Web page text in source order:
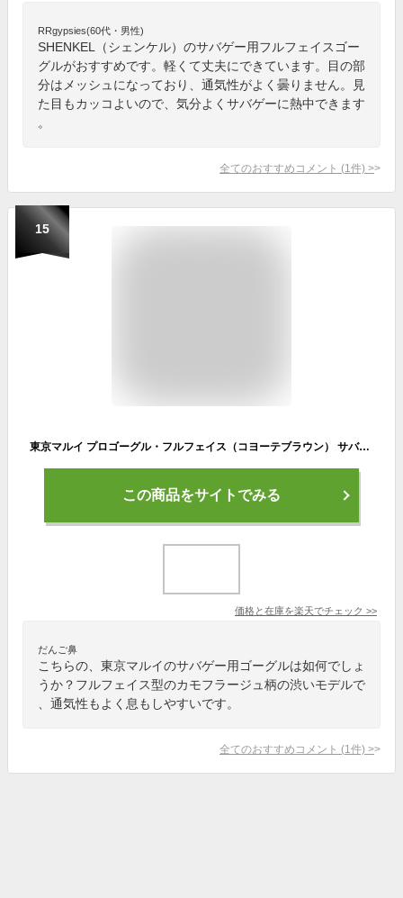
RRgypsies(60代・男性)
SHENKEL（シェンケル）のサバゲー用フルフェイスゴー
グルがおすすめです。軽くて丈夫にできています。目の部
分はメッシュになっており、通気性がよく曇りません。見
た目もカッコよいので、気分よくサバゲーに熱中できます
。
全てのおすすめコメント (1 件) >
15
東京マルイ プロゴーグル・フルフェイス（コヨーテブラウン） サバゲー ゴーグル 保護 エアガン ガスガン 電動ガン モデルガン 怪我 ガード 装備 フルフェイス メガネ サングラス 痛い レンジャー コヨーテ ブラウン 迷彩 グリーン
この商品をサイトでみる
価格と在庫を楽天でチェック >>
だんご鼻
こちらの、東京マルイのサバゲー用ゴーグルは如何でしょ
うか？フルフェイス型のカモフラージュ柄の渋いモデルで
、通気性もよく息もしやすいです。
全てのおすすめコメント (1 件) >